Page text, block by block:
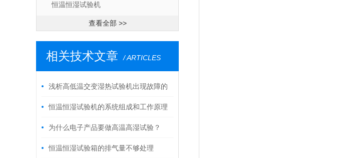
恒温恒湿试验机
查看全部 >>
相关技术文章 / ARTICLES
浅析高低温交变湿热试验机出现故障的
解决方法
恒温恒湿试验机的系统组成和工作原理
是怎样的？
为什么电子产品要做高温高湿试验？
恒温恒湿试验箱的排气量不够处理